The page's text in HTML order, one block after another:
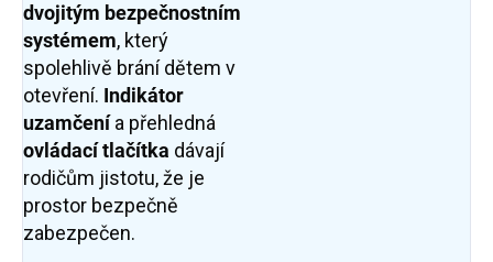
dvojitým bezpečnostním
systémem, který
spolehlivě brání dětem v
otevření. Indikátor
uzamčenía přehledná
ovládací tlačítka dávají
rodičům jistotu, že je
prostor bezpečně
zabezpečen.